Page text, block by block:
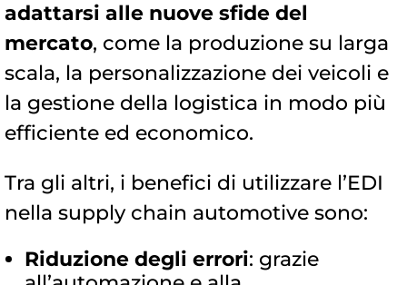
adattarsi alle nuove sfide del
mercato, come la produzione su larga
scala, la personalizzazione dei veicoli e
la gestione della logistica in modo più
efficiente ed economico.
Tra gli altri, i benefici di utilizzare l’EDI
nella supply chain automotive sono:
Riduzione degli errori: grazie